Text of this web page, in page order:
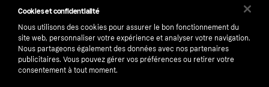
Cookies et confidentialité
Nous utilisons des cookies pour assurer le bon fonctionnement du
site web, personnaliser votre expérience et analyser votre navigation.
Nous partageons également des données avec nos partenaires
publicitaires. Vous pouvez gérer vos préférences ou retirer votre
consentement à tout moment.